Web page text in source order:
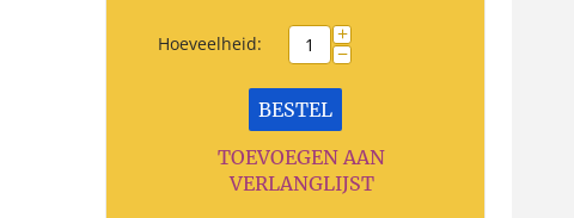
Hoeveelheid: +
−
BESTEL
TOEVOEGEN AAN
VERLANGLIJST